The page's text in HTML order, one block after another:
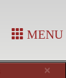
MENU
×